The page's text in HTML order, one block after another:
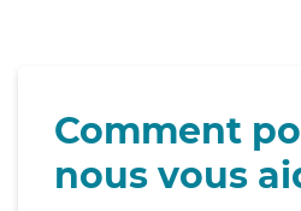
Comment
nous vous